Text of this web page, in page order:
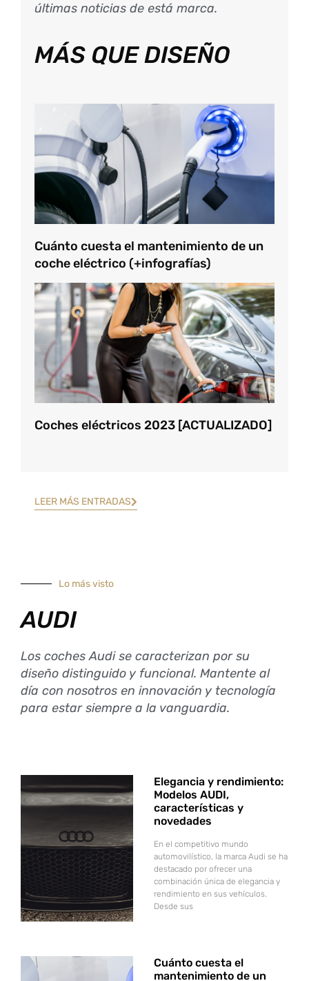
últimas noticias de está marca.
MÁS QUE DISEÑO
Cuánto cuesta el mantenimiento de un
coche eléctrico (+infografías)
Coches eléctricos 2023 [ACTUALIZADO]
LEER MÁS ENTRADAS
Lo más visto
AUDI
Los coches Audi se caracterizan por su
diseño distinguido y funcional. Mantente al
día con nosotros en innovación y tecnología
para estar siempre a la vanguardia.
Elegancia y rendimiento:
Modelos AUDI,
características y
novedades
En el competitivo mundo
automovilístico, la marca Audi se ha
destacado por ofrecer una
combinación única de elegancia y
rendimiento en sus vehículos.
Desde sus
Cuánto cuesta el
mantenimiento de un